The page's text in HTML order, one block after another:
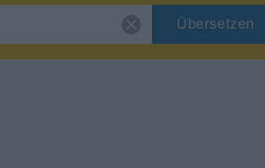
Übersetzen